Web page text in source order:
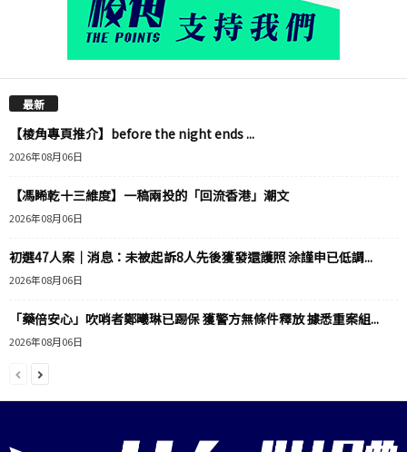
最新
【棱角專頁推介】before the night ends ...
2026年08月06日
【馮睎乾十三維度】一稿兩投的「回流香港」潮文
2026年08月06日
初選47人案｜消息：未被起訴8人先後獲發還護照 涂謹申已低調...
2026年08月06日
「藥倍安心」吹哨者鄭曦琳已踢保 獲警方無條件釋放 據悉重案組...
2026年08月06日